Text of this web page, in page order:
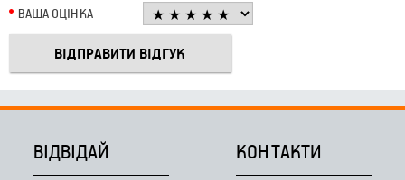
ВАША ОЦІНКА
ВІДВІДАЙ КОНТАКТИ